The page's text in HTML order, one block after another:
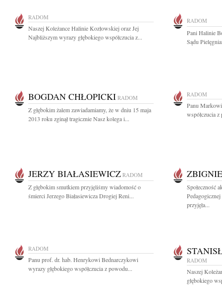
RADOM
Naszej Koleżance Halinie Kozłowskiej oraz Jej
Najbliższym wyrazy głębokiego współczucia z...
RADOM
Pani Halinie
Sądu
BOGDAN CHŁOPICKI RADOM
Z głębokim żalem zawiadamiamy, że w dniu 15 maja
2013 roku zginął tragicznie Nasz kolega i...
RADOM
Panu
współczucia
JERZY BIAŁASIEWICZ RADOM
Z głębokim smutkiem przyjęliśmy wiadomość o
śmierci Jerzego Białasiewicza Drogiej Reni...
Społeczność
przyjęła...
RADOM
Panu prof. dr. hab. Henrykowi Bednarczykowi
wyrazy głębokiego współczucia z powodu...
RADOM
Naszej
głębokiego